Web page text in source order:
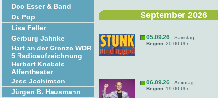
Doc Esser & Band
Dr. Pop
Lisa Feller
Gerburg Jahnke
Hart an der Grenze-WDR
5 Radioaufzeichnung
Herbert Knebels
Affentheater
Jess Jochimsen
Jürgen B. Hausmann
September 2026
05.09.26 - Samstag
Beginn: 20:00 Uhr
06.09.26 - Sonntag
Beginn: 19:00 Uhr